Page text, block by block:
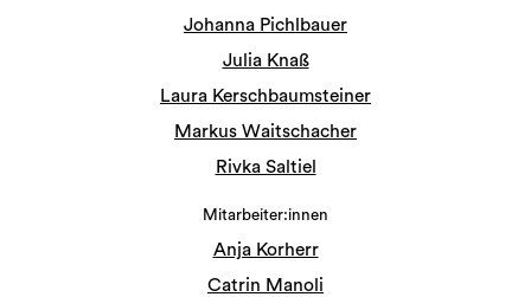
Johanna Pichlbauer
Julia Knaß
Laura Kerschbaumsteiner
Markus Waitschacher
Rivka Saltiel
Mitarbeiter:innen
Anja Korherr
Catrin Manoli